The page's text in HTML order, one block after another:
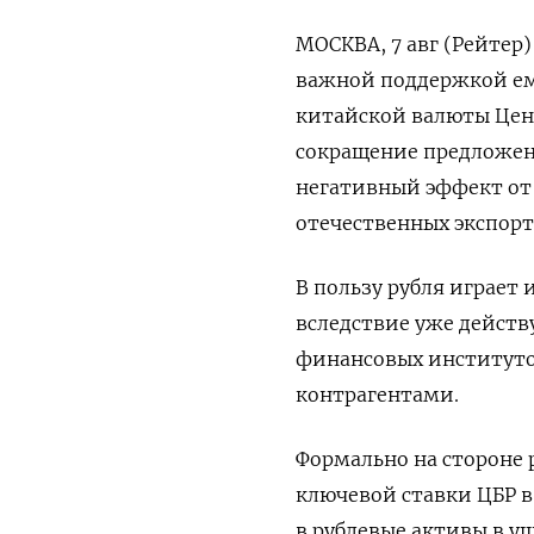
МОСКВА, 7 авг
важной поддержкой
китайской валюты
сокращение
негативный эффект
отечественных
В пользу рубля
вследствие уже
финансовых
контрагентами.
Формально на
ключевой ставки ЦБР